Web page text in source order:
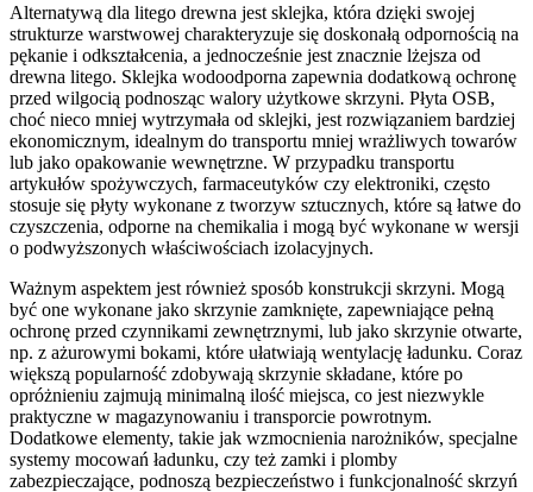
Alternatywą dla litego drewna jest sklejka, która dzięki swojej
strukturze warstwowej charakteryzuje się doskonałą odpornością na
pękanie i odkształcenia, a jednocześnie jest znacznie lżejsza od
drewna litego. Sklejka wodoodporna zapewnia dodatkową ochronę
przed wilgocią podnosząc walory użytkowe skrzyni. Płyta OSB,
choć nieco mniej wytrzymała od sklejki, jest rozwiązaniem bardziej
ekonomicznym, idealnym do transportu mniej wrażliwych towarów
lub jako opakowanie wewnętrzne. W przypadku transportu
artykułów spożywczych, farmaceutyków czy elektroniki, często
stosuje się płyty wykonane z tworzyw sztucznych, które są łatwe do
czyszczenia, odporne na chemikalia i mogą być wykonane w wersji
o podwyższonych właściwościach izolacyjnych.
Ważnym aspektem jest również sposób konstrukcji skrzyni. Mogą
być one wykonane jako skrzynie zamknięte, zapewniające pełną
ochronę przed czynnikami zewnętrznymi, lub jako skrzynie otwarte,
np. z ażurowymi bokami, które ułatwiają wentylację ładunku. Coraz
większą popularność zdobywają skrzynie składane, które po
opróżnieniu zajmują minimalną ilość miejsca, co jest niezwykle
praktyczne w magazynowaniu i transporcie powrotnym.
Dodatkowe elementy, takie jak wzmocnienia narożników, specjalne
systemy mocowań ładunku, czy też zamki i plomby
zabezpieczające, podnoszą bezpieczeństwo i funkcjonalność skrzyń